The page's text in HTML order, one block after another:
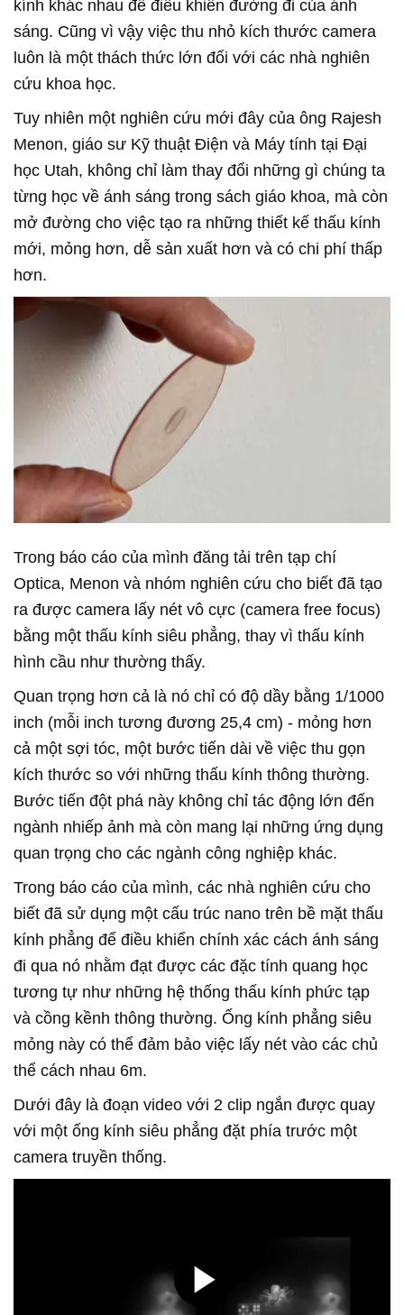
kính khác nhau để điều khiển đường đi của ánh
sáng. Cũng vì vậy việc thu nhỏ kích thước camera
luôn là một thách thức lớn đối với các nhà nghiên
cứu khoa học.
Tuy nhiên một nghiên cứu mới đây của ông Rajesh
Menon, giáo sư Kỹ thuật Điện và Máy tính tại Đại
học Utah, không chỉ làm thay đổi những gì chúng ta
từng học về ánh sáng trong sách giáo khoa, mà còn
mở đường cho việc tạo ra những thiết kế thấu kính
mới, mỏng hơn, dễ sản xuất hơn và có chi phí thấp
hơn.
Trong báo cáo của mình đăng tải trên tạp chí
Optica, Menon và nhóm nghiên cứu cho biết đã tạo
ra được camera lấy nét vô cực (camera free focus)
bằng một thấu kính siêu phẳng, thay vì thấu kính
hình cầu như thường thấy.
Quan trọng hơn cả là nó chỉ có độ dầy bằng 1/1000
inch (mỗi inch tương đương 25,4 cm) - mỏng hơn
cả một sợi tóc, một bước tiến dài về việc thu gọn
kích thước so với những thấu kính thông thường.
Bước tiến đột phá này không chỉ tác động lớn đến
ngành nhiếp ảnh mà còn mang lại những ứng dụng
quan trọng cho các ngành công nghiệp khác.
Trong báo cáo của mình, các nhà nghiên cứu cho
biết đã sử dụng một cấu trúc nano trên bề mặt thấu
kính phẳng để điều khiển chính xác cách ánh sáng
đi qua nó nhằm đạt được các đặc tính quang học
tương tự như những hệ thống thấu kính phức tạp
và cồng kềnh thông thường. Ống kính phẳng siêu
mỏng này có thể đảm bảo việc lấy nét vào các chủ
thể cách nhau 6m.
Dưới đây là đoạn video với 2 clip ngắn được quay
với một ống kính siêu phẳng đặt phía trước một
camera truyền thống.